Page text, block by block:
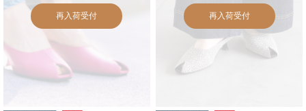
再入荷受付 再入荷受付